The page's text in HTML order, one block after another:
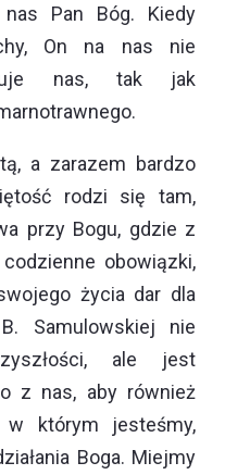
Pan Bóg. Kiedy
On na nas nie
nas, tak jak
a zarazem bardzo
rodzi się tam,
przy Bogu, gdzie z
obowiązki,
życia dar dla
Samulowskiej nie
ale jest
z nas, aby również
którym jesteśmy,
Boga. Miejmy